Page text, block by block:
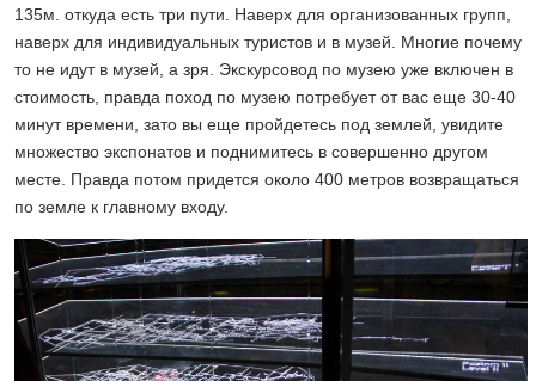
135м. откуда есть три пути. Наверх для организованных групп,
наверх для индивидуальных туристов и в музей. Многие почему
то не идут в музей, а зря. Экскурсовод по музею уже включен в
стоимость, правда поход по музею потребует от вас еще 30-40
минут времени, зато вы еще пройдетесь под землей, увидите
множество экспонатов и поднимитесь в совершенно другом
месте. Правда потом придется около 400 метров возвращаться
по земле к главному входу.